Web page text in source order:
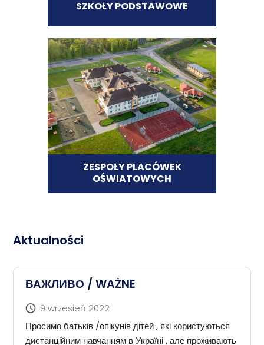
SZKOŁY PODSTAWOWE
ZESPOŁY PLACÓWEK
OŚWIATOWYCH
Aktualności
ВАЖЛИВО / WAŻNE
9 wrzesień 2022
Просимо батьків /опікунів дітей , які користуються
дистанційним навчанням в Україні , але проживають